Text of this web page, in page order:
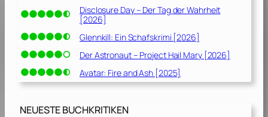
Disclosure Day – Der Tag der Wahrheit
[2026]
Glennkill: Ein Schafskrimi [2026]
Der Astronaut – Project Hail Mary [2026]
Avatar: Fire and Ash [2025]
NEUESTE BUCHKRITIKEN